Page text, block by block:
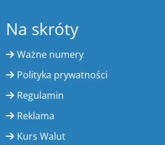
Na skróty
Ważne numery
Polityka prywatności
Regulamin
Reklama
Kurs Walut